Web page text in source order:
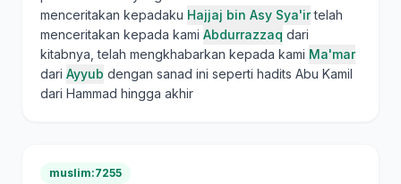
menceritakan kepadaku Hajjaj bin Asy Sya'irtelah
menceritakan kepada kami Abdurrazzaq dari
kitabnya, telah mengkhabarkan kepada kami Ma'mar
dari Ayyub dengan sanad ini seperti hadits Abu Kamil
dari Hammad hingga akhir
muslim:7255